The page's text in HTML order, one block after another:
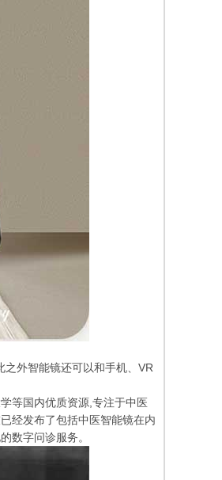
外智能镜还可以和手机、VR
等国内优质资源,专注于中医
经发布了包括中医智能镜在内
数字问诊服务。